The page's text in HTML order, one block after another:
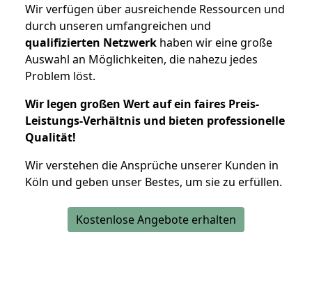
Wir verfügen über ausreichende Ressourcen und
durch unseren umfangreichen und
qualifizierten Netzwerk haben wir eine große
Auswahl an Möglichkeiten, die nahezu jedes
Problem löst.
Wir legen großen Wert auf ein faires Preis-
Leistungs-Verhältnis und bieten professionelle
Qualität!
Wir verstehen die Ansprüche unserer Kunden in
Köln und geben unser Bestes, um sie zu erfüllen.
Kostenlose Angebote erhalten